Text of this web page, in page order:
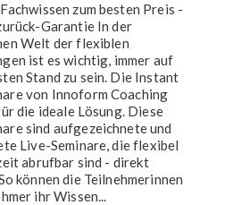
zum besten Preis -
Garantie In der
Welt der flexiblen
ist es wichtig, immer auf
Stand zu sein. Die Instant
von Innoform Coaching
die ideale Lösung. Diese
sind aufgezeichnete und
Live-Seminare, die flexibel
abrufbar sind - direkt
können die Teilnehmerinnen
ihr Wissen...